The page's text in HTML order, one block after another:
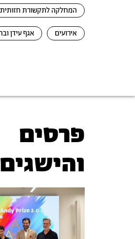
המחלקה לתקשורת חזותית
אירועים אגף עידן
פרסים
והישגים